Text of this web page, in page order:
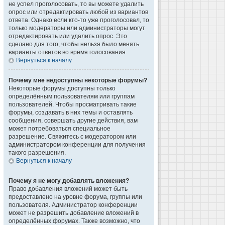
не успел проголосовать, то вы можете удалить
опрос или отредактировать любой из вариантов
ответа. Однако если кто-то уже проголосовал, то
только модераторы или администраторы могут
отредактировать или удалить опрос. Это
сделано для того, чтобы нельзя было менять
варианты ответов во время голосования.
Вернуться к началу
Почему мне недоступны некоторые форумы?
Некоторые форумы доступны только
определённым пользователям или группам
пользователей. Чтобы просматривать такие
форумы, создавать в них темы и оставлять
сообщения, совершать другие действия, вам
может потребоваться специальное
разрешение. Свяжитесь с модератором или
администратором конференции для получения
такого разрешения.
Вернуться к началу
Почему я не могу добавлять вложения?
Право добавления вложений может быть
предоставлено на уровне форума, группы или
пользователя. Администратор конференции
может не разрешить добавление вложений в
определённых форумах. Также возможно, что